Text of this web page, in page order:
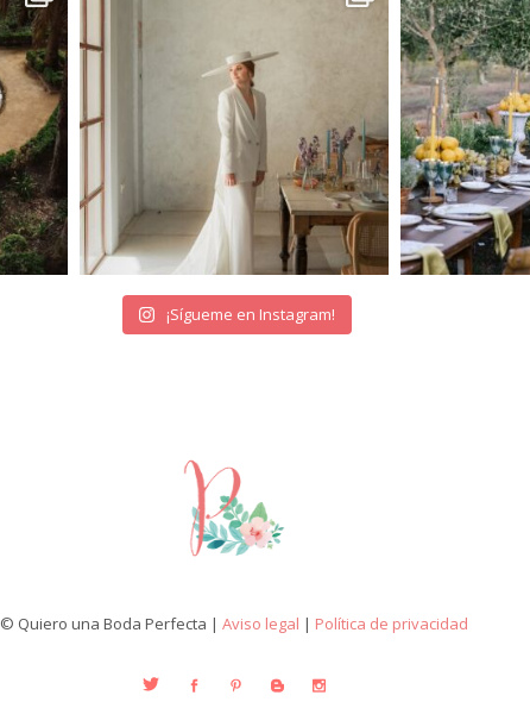
¡Sígueme en Instagram!
© Quiero una Boda Perfecta | Aviso legal | Política de privacidad